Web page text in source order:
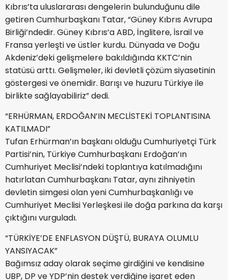
Kıbrıs’ta uluslararası dengelerin bulunduğunu dile
getiren Cumhurbaşkanı Tatar, “Güney Kıbrıs Avrupa
Birliği’ndedir. Güney Kıbrıs’a ABD, İnglitere, İsrail ve
Fransa yerleşti ve üstler kurdu. Dünyada ve Doğu
Akdeniz’deki gelişmelere bakıldığında KKTC’nin
statüsü arttı. Gelişmeler, iki devletli çözüm siyasetinin
göstergesi ve önemidir. Barışı ve huzuru Türkiye ile
birlikte sağlayabiliriz” dedi.
“ERHÜRMAN, ERDOĞAN’IN MECLİSTEKİ TOPLANTISINA
KATILMADI”
Tufan Erhürman’ın başkanı olduğu Cumhuriyetçi Türk
Partisi’nin, Türkiye Cumhurbaşkanı Erdoğan’ın
Cumhuriyet Meclisi’ndeki toplantıya katılmadığını
hatırlatan Cumhurbaşkanı Tatar, aynı zihniyetin
devletin simgesi olan yeni Cumhurbaşkanlığı ve
Cumhuriyet Meclisi Yerleşkesi ile doğa parkına da karşı
çıktığını vurguladı.
“TÜRKİYE’DE ENFLASYON DÜŞTÜ, BURAYA OLUMLU
YANSIYACAK”
Bağımsız aday olarak seçime girdiğini ve kendisine
UBP, DP ve YDP’nin destek verdiğine işaret eden